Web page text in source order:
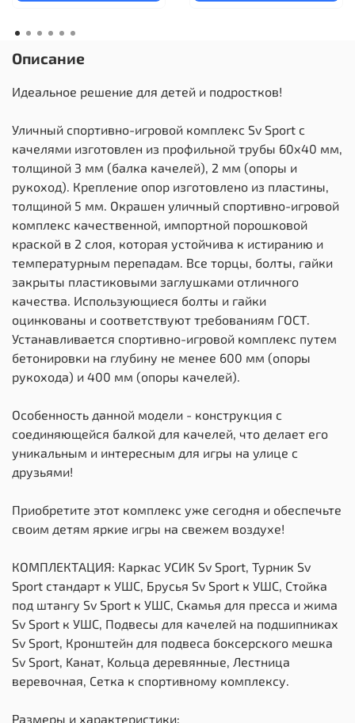
Описание
Идеальное решение для детей и подростков!
Уличный спортивно-игровой комплекс Sv Sport с
качелями изготовлен из профильной трубы 60х40 мм,
толщиной 3 мм (балка качелей), 2 мм (опоры и
рукоход). Крепление опор изготовлено из пластины,
толщиной 5 мм. Окрашен уличный спортивно-игровой
комплекс качественной, импортной порошковой
краской в 2 слоя, которая устойчива к истиранию и
температурным перепадам. Все торцы, болты, гайки
закрыты пластиковыми заглушками отличного
качества. Использующиеся болты и гайки
оцинкованы и соответствуют требованиям ГОСТ.
Устанавливается спортивно-игровой комплекс путем
бетонировки на глубину не менее 600 мм (опоры
рукохода) и 400 мм (опоры качелей).
Особенность данной модели - конструкция с
соединяющейся балкой для качелей, что делает его
уникальным и интересным для игры на улице с
друзьями!
Приобретите этот комплекс уже сегодня и обеспечьте
своим детям яркие игры на свежем воздухе!
КОМПЛЕКТАЦИЯ: Каркас УСИК Sv Sport, Турник Sv
Sport стандарт к УШС, Брусья Sv Sport к УШС, Стойка
под штангу Sv Sport к УШС, Скамья для пресса и жима
Sv Sport к УШС, Подвесы для качелей на подшипниках
Sv Sport, Кронштейн для подвеса боксерского мешка
Sv Sport, Kанат, Kольца деревянные, Лестница
веревочная, Сетка к спортивному комплексу.
Размеры и характеристики: